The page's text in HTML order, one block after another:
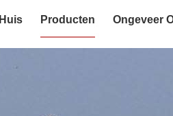
Huis Producten Ongeveer